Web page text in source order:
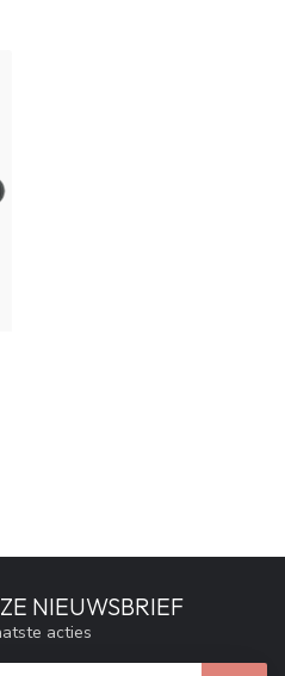
NIEUWSBRIEF
acties